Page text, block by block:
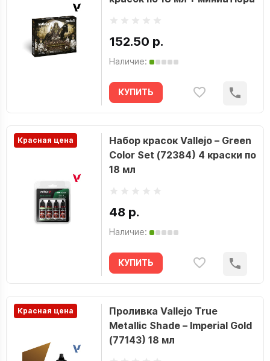
152.50 р.
Наличие:
КУПИТЬ
Красная цена
Набор красок Vallejo – Green
Color Set (72384) 4 краски по
18 мл
48 р.
Наличие:
КУПИТЬ
Красная цена
Проливка Vallejo True
Metallic Shade – Imperial Gold
(77143) 18 мл